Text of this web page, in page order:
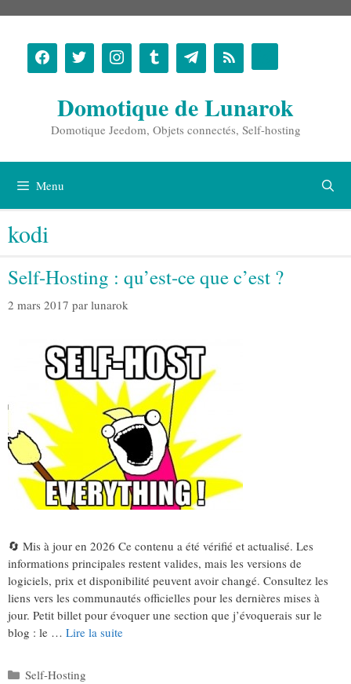
contenu
Domotique de Lunarok
Domotique Jeedom, Objets connectés, Self-hosting
Menu
kodi
Self-Hosting : qu’est-ce que c’est ?
2 mars 2017 par lunarok
🔄 Mis à jour en 2026 Ce contenu a été vérifié et actualisé. Les
informations principales restent valides, mais les versions de
logiciels, prix et disponibilité peuvent avoir changé. Consultez les
liens vers les communautés officielles pour les dernières mises à
jour. Petit billet pour évoquer une section que j’évoquerais sur le
blog : le … Lire la suite
Catégories
Self-Hosting